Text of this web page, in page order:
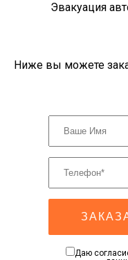
Эвакуация
Ниже вы можете
Даю